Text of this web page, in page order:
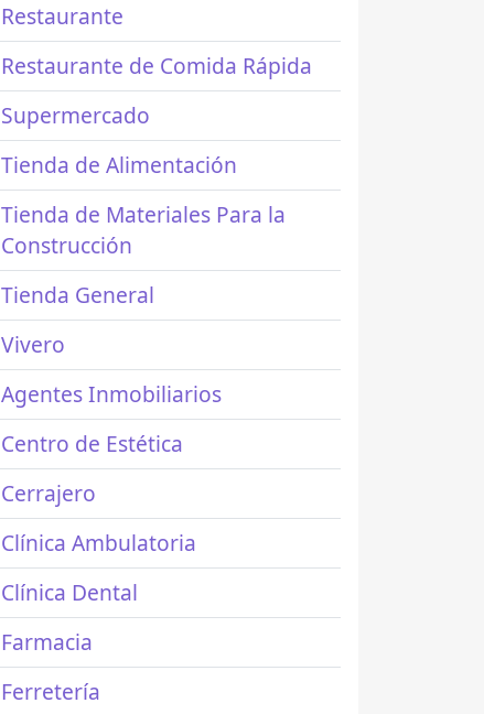
Restaurante
Restaurante de Comida Rápida
Supermercado
Tienda de Alimentación
Tienda de Materiales Para la
Construcción
Tienda General
Vivero
Agentes Inmobiliarios
Centro de Estética
Cerrajero
Clínica Ambulatoria
Clínica Dental
Farmacia
Ferretería